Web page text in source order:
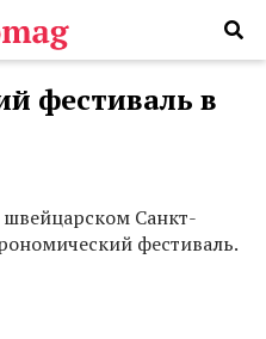
фестиваль в
Санкт-
фестиваль.